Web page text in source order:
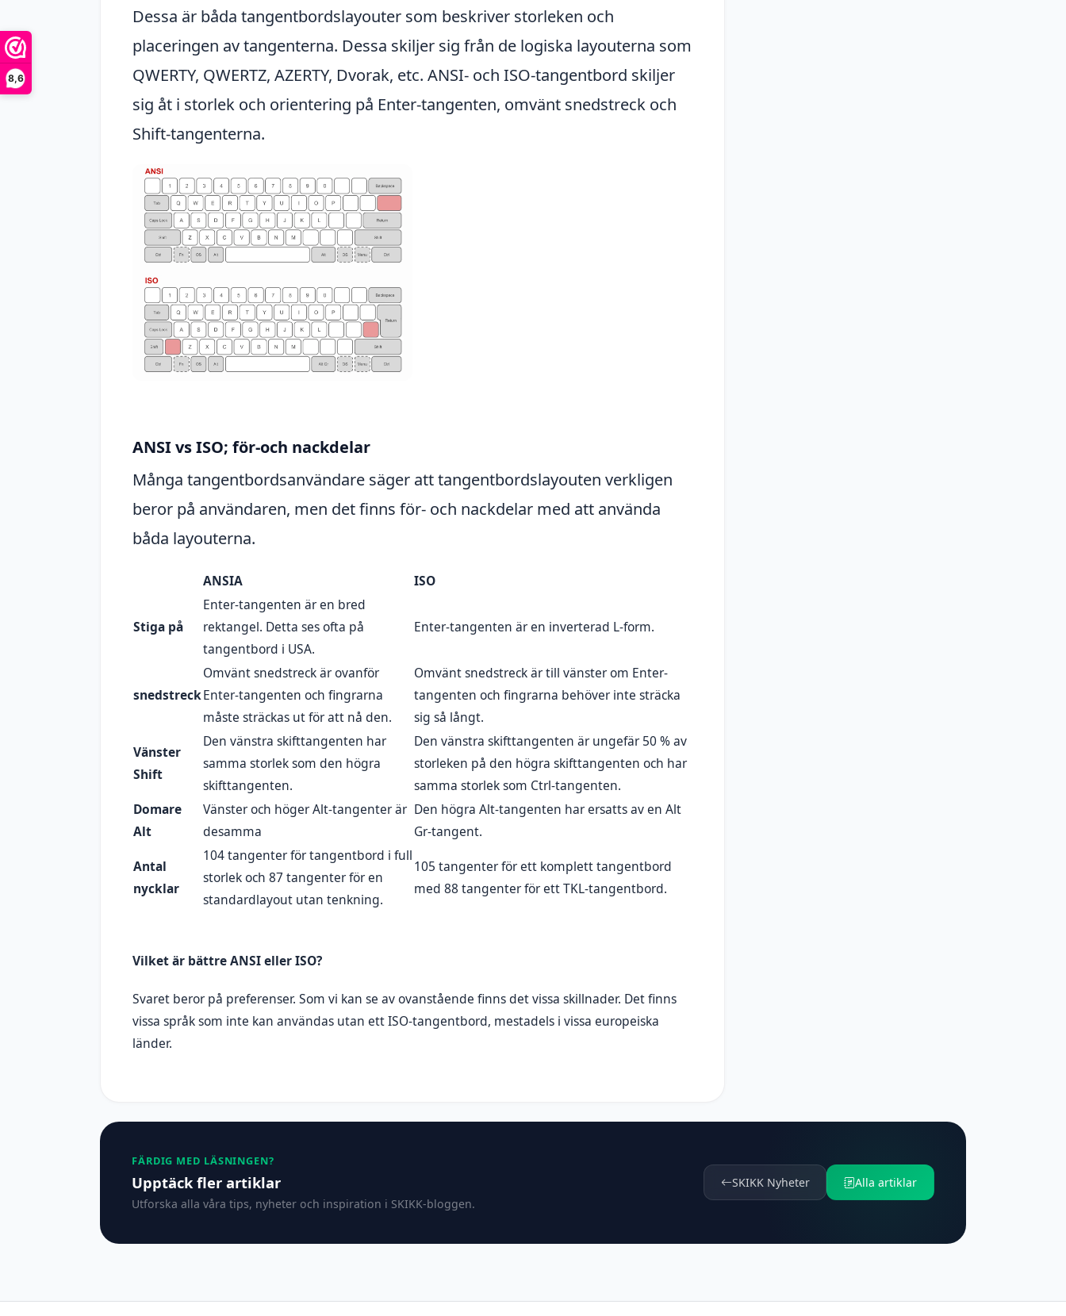
8,6
Dessa är båda tangentbordslayouter som beskriver storleken och
placeringen av tangenterna. Dessa skiljer sig från de logiska layouterna som
QWERTY, QWERTZ, AZERTY, Dvorak, etc. ANSI- och ISO-tangentbord skiljer
sig åt i storlek och orientering på Enter-tangenten, omvänt snedstreck och
Shift-tangenterna.
ANSI vs ISO; för-och nackdelar
Många tangentbordsanvändare säger atttangentbordslayouten verkligen
beror på användaren, men det finns för- och nackdelar med att använda
båda layouterna.
ANSIA ISO
Stiga på
Enter-tangenten är en bred
rektangel. Detta ses ofta på
tangentbord i USA.
Enter-tangenten är en inverterad L-form.
snedstreck
Omvänt snedstreck är ovanför
Enter-tangenten och fingrarna
måste sträckas ut för att nå den.
Omvänt snedstreck är till vänster om Enter-
tangenten och fingrarna behöver inte sträcka
sig så långt.
Vänster
Shift
Den vänstra skifttangenten har
samma storlek som den högra
skifttangenten.
Den vänstra skifttangenten är ungefär 50 % av
storleken på den högra skifttangenten och har
samma storlek som Ctrl-tangenten.
Domare
Alt
Vänster och höger Alt-tangenter är
desamma
Den högra Alt-tangenten har ersatts av en Alt
Gr-tangent.
Antal
nycklar
104 tangenter för tangentbord i full
storlek och 87 tangenter för en
standardlayout utan tenkning.
105 tangenter för ett komplett tangentbord
med 88 tangenter för ett TKL-tangentbord.
Vilket är bättre ANSI eller ISO?
Svaret beror på preferenser. Som vi kan se av ovanstående finns det vissa skillnader. Det finns
vissa språk som inte kan användas utan ett ISO-tangentbord, mestadels i vissa europeiska
länder.
FÄRDIG MED LÄSNINGEN?
Upptäck fler artiklar
Utforska alla våra tips, nyheter och inspiration i SKIKK-bloggen.
SKIKK Nyheter Alla artiklar